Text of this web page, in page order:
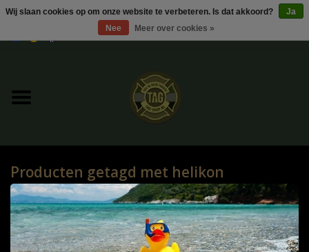
UItverkoop
Kleding
Tactical gear
Ammo
Producten getagd met helikon
HOME/TAGS/HELIKON
Geen producten gevonden!...
Wij slaan cookies op om onze website te verbeteren. Is dat akkoord?
Ja
Nee
Meer over cookies »